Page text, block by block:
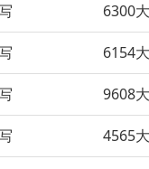
6300
6154
9608
4565